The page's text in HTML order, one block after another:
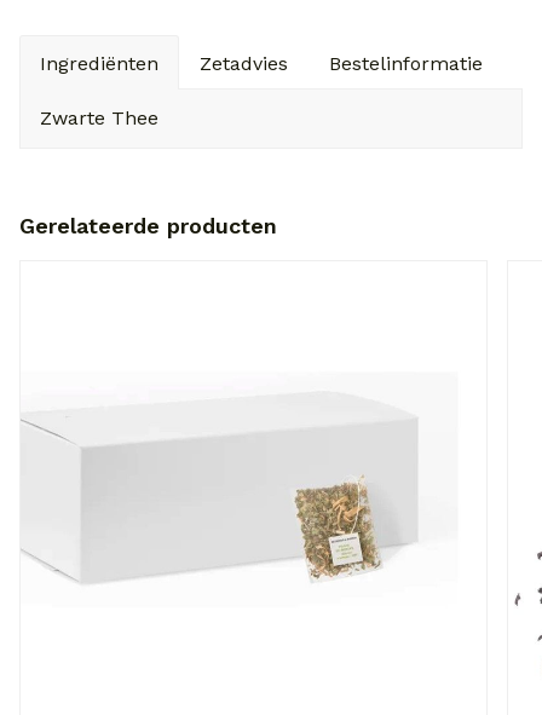
Ingrediënten Zetadvies Bestelinformatie
Zwarte Thee
Gerelateerde producten